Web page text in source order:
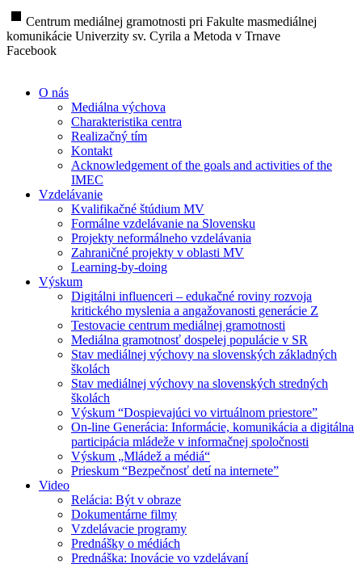
stop Centrum mediálnej gramotnosti pri Fakulte masmediálnej
komunikácie Univerzity sv. Cyrila a Metoda v Trnave
Facebook
O nás
Mediálna výchova
Charakteristika centra
Realizačný tím
Kontakt
Acknowledgement of the goals and activities of the
IMEC
Vzdelávanie
Kvalifikačné štúdium MV
Formálne vzdelávanie na Slovensku
Projekty neformálneho vzdelávania
Zahraničné projekty v oblasti MV
Learning-by-doing
Výskum
Digitálni influenceri – edukačné roviny rozvoja
kritického myslenia a angažovanosti generácie Z
Testovacie centrum mediálnej gramotnosti
Mediálna gramotnosť dospelej populácie v SR
Stav mediálnej výchovy na slovenských základných
školách
Stav mediálnej výchovy na slovenských stredných
školách
Výskum “Dospievajúci vo virtuálnom priestore”
On-line Generácia: Informácie, komunikácia a digitálna
participácia mládeže v informačnej spoločnosti
Výskum „Mládež a médiá“
Prieskum “Bezpečnosť detí na internete”
Video
Relácia: Být v obraze
Dokumentárne filmy
Vzdelávacie programy
Prednášky o médiách
Prednáška: Inovácie vo vzdelávaní